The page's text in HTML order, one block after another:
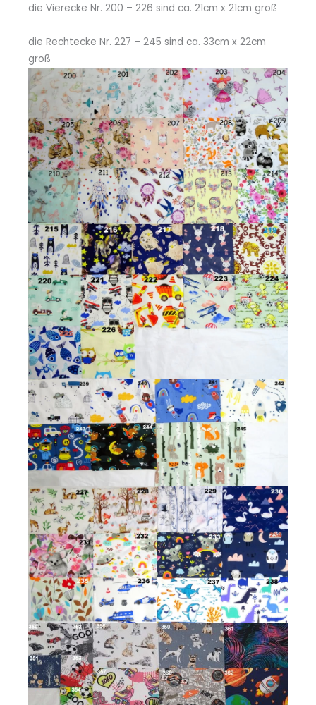
die Vierecke Nr. 200 – 226 sind ca. 21cm x 21cm groß
die Rechtecke Nr. 227 – 245 sind ca. 33cm x 22cm
groß